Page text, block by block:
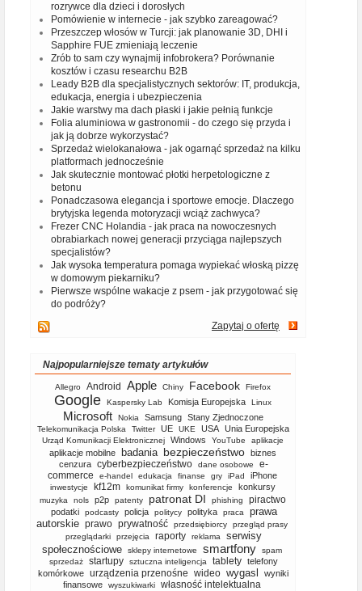
rozrywce dla dzieci i dorosłych
Pomówienie w internecie - jak szybko zareagować?
Przeszczep włosów w Turcji: jak planowanie 3D, DHI i
Sapphire FUE zmieniają leczenie
Zrób to sam czy wynajmij infobrokera? Porównanie
kosztów i czasu researchu B2B
Leady B2B dla specjalistycznych sektorów: IT, produkcja,
edukacja, energia i ubezpieczenia
Jakie warstwy ma dach płaski i jakie pełnią funkcje
Folia aluminiowa w gastronomii - do czego się przyda i
jak ją dobrze wykorzystać?
Sprzedaż wielokanałowa - jak ogarnąć sprzedaż na kilku
platformach jednocześnie
Jak skutecznie montować płotki herpetologiczne z
betonu
Ponadczasowa elegancja i sportowe emocje. Dlaczego
brytyjska legenda motoryzacji wciąż zachwyca?
Frezer CNC Holandia - jak praca na nowoczesnych
obrabiarkach nowej generacji przyciąga najlepszych
specjalistów?
Jak wysoka temperatura pomaga wypiekać włoską pizzę
w domowym piekarniku?
Pierwsze wspólne wakacje z psem - jak przygotować się
do podróży?
Zapytaj o ofertę
Najpopularniejsze tematy artykułów
Allegro Android Apple Chiny Facebook Firefox
Google Kaspersky Lab Komisja Europejska Linux
Microsoft Nokia Samsung Stany Zjednoczone
Telekomunikacja Polska Twitter UE UKE USA Unia Europejska
Urząd Komunikacji Elektronicznej Windows YouTube aplikacje
aplikacje mobilne badania bezpieczeństwo biznes
cenzura cyberbezpieczeństwo dane osobowe
e-
commerce
e-handel edukacja finanse gry iPad iPhone
inwestycje kf12m komunikat firmy konferencje konkursy
muzyka nols p2p patenty patronat DI phishing piractwo
podatki podcasty policja politycy polityka praca
prawa
autorskie prawo prywatność przedsiębiorcy
przegląd prasy
przeglądarki
przejęcia raporty reklama
serwisy
społecznościowe
sklepy internetowe smartfony
spam
sprzedaż
startupy sztuczna inteligencja tablety telefony
komórkowe
urządzenia przenośne wideo wygasl
wyniki
finansowe
wyszukiwarki własność intelektualna